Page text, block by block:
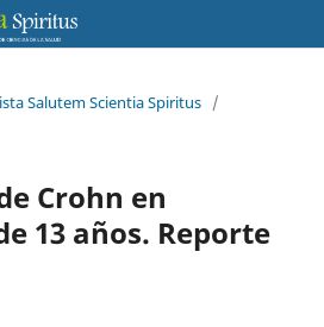
Salutem Scientia Spiritus /
Crohn en
13 años. Reporte